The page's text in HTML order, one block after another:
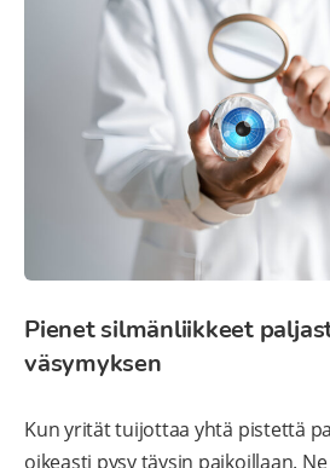
Pienet silmänliikkeet
väsymyksen
Kun yrität tuijottaa yhtä pistettä
oikeasti pysy täysin paikoillaan.